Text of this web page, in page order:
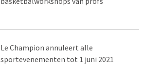
Le Champion annuleert alle
sportevenementen tot 1 juni 2021